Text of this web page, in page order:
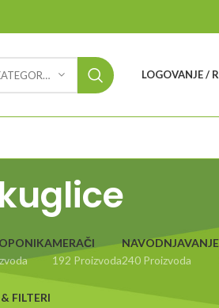
IZABERI KATEGORIJU LOGOVANJE /
MERAČI
192 Proizvoda
NAVODNJAVANJE
240 Proizvoda
FILTERI